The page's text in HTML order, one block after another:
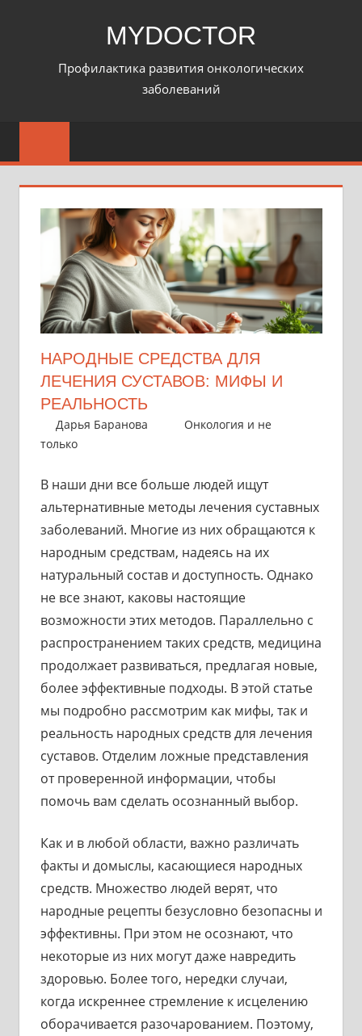
MYDOCTOR
Профилактика развития онкологических
заболеваний
НАРОДНЫЕ СРЕДСТВА ДЛЯ
ЛЕЧЕНИЯ СУСТАВОВ: МИФЫ И
РЕАЛЬНОСТЬ
15 марта 2025
Дарья Баранова
Онкология и не
только
В наши дни все больше людей ищут
альтернативные методы лечения суставных
заболеваний. Многие из них обращаются к
народным средствам, надеясь на их
натуральный состав и доступность. Однако
не все знают, каковы настоящие
возможности этих методов. Параллельно с
распространением таких средств, медицина
продолжает развиваться, предлагая новые,
более эффективные подходы. В этой статье
мы подробно рассмотрим как мифы, так и
реальность народных средств для лечения
суставов. Отделим ложные представления
от проверенной информации, чтобы
помочь вам сделать осознанный выбор.
Как и в любой области, важно различать
факты и домыслы, касающиеся народных
средств. Множество людей верят, что
народные рецепты безусловно безопасны и
эффективны. При этом не осознают, что
некоторые из них могут даже навредить
здоровью. Более того, нередки случаи,
когда искреннее стремление к исцелению
оборачивается разочарованием. Поэтому,